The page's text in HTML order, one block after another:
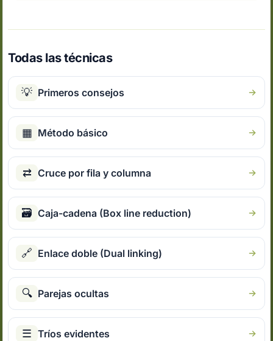
Todas las técnicas
💡 Primeros consejos
▦ Método básico
⇄ Cruce por fila y columna
🗃 Caja-cadena (Box line reduction)
🔗 Enlace doble (Dual linking)
🔍 Parejas ocultas
☰ Tríos evidentes